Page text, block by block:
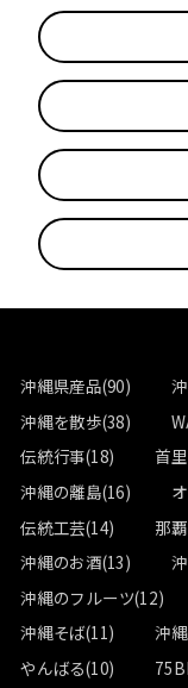
沖縄県産品(90)
沖縄を散歩(38)
伝統行事(18)
首
沖縄の離島(16)
伝統工芸(14)
那
沖縄のお酒(13)
沖縄のフルーツ(12)
沖縄そば(11)
沖
やんばる(10)